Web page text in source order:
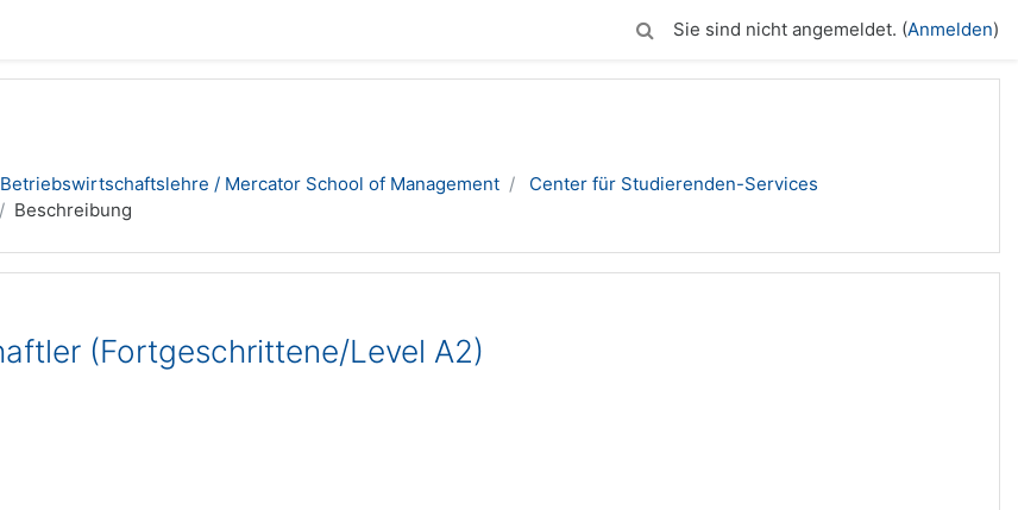
Sie sind nicht angemeldet. (Anmelden)
Betriebswirtschaftslehre / Mercator School of Management
Center für Studierenden-Services
Beschreibung
(Fortgeschrittene/Level A2)